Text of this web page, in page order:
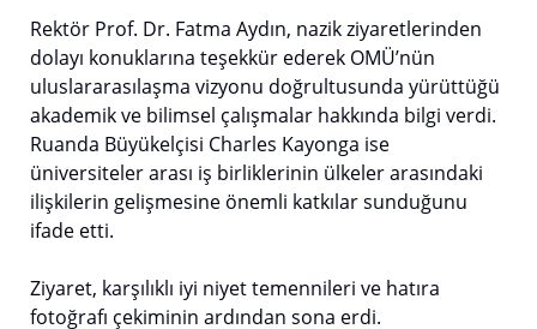
Rektör Prof. Dr. Fatma Aydın, nazik ziyaretlerinden
dolayı konuklarına teşekkür ederek OMÜ’nün
uluslararasılaşma vizyonu doğrultusunda yürüttüğü
akademik ve bilimsel çalışmalar hakkında bilgi verdi.
Ruanda Büyükelçisi Charles Kayonga ise
üniversiteler arası iş birliklerinin ülkeler arasındaki
ilişkilerin gelişmesine önemli katkılar sunduğunu
ifade etti.
Ziyaret, karşılıklı iyi niyet temennileri ve hatıra
fotoğrafı çekiminin ardından sona erdi.